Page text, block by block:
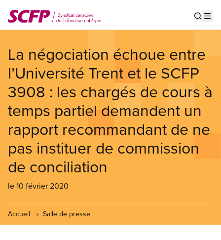
au
contenu
La négociation échoue entre
l’Université Trent et le SCFP
3908 : les chargés de cours à
temps partiel demandent un
rapport recommandant de ne
pas instituer de commission
de conciliation
le 10 février 2020
Accueil Salle de presse